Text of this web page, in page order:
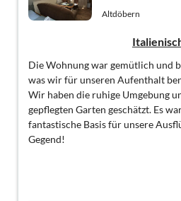
Altdöbern
Die Wohnung war gemütlich und
was wir für unseren Aufenthalt
Wir haben die ruhige Umgebung
gepflegten Garten geschätzt. Es
fantastische Basis für unsere
Gegend!